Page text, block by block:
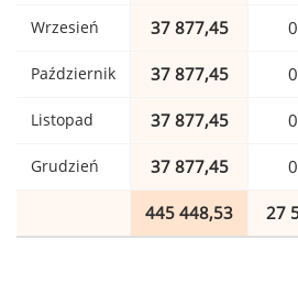
Wrzesień 37 877,45
Październik 37 877,45
Listopad 37 877,45
Grudzień 37 877,45
445 448,53 27